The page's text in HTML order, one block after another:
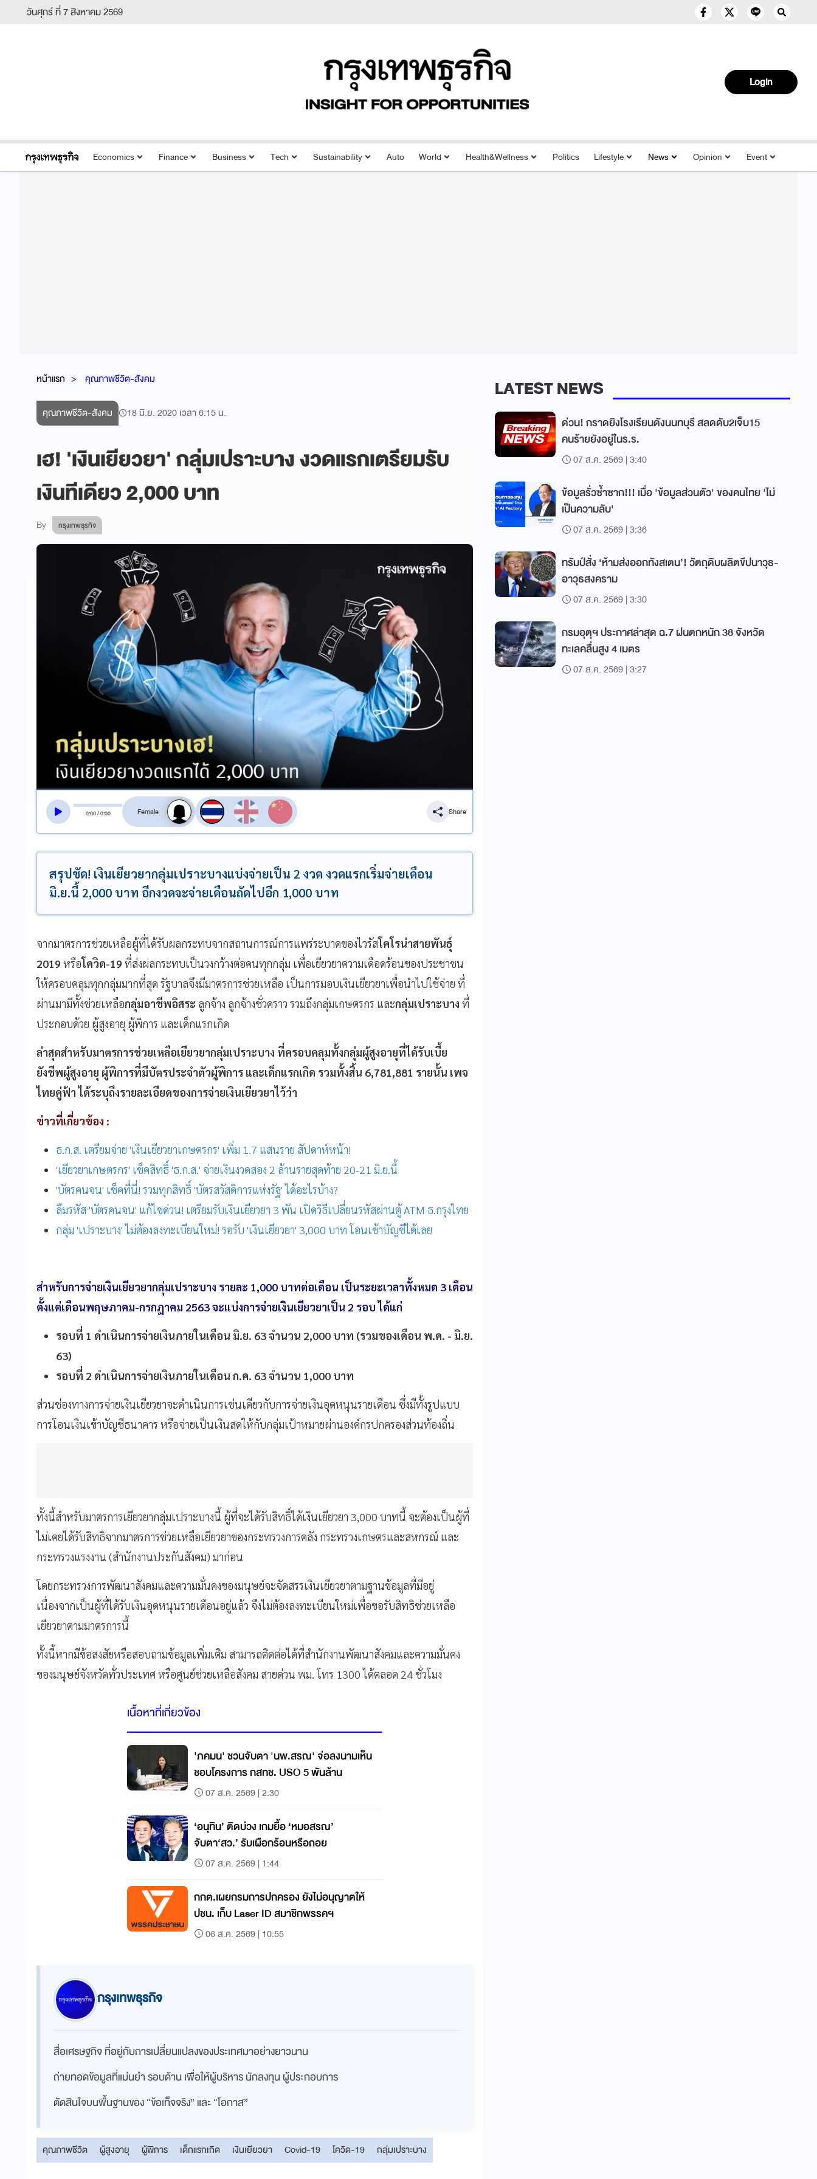
วันศุกร์ ที่ 7 สิงหาคม 2569
Login
Economics Finance Business Tech Sustainability Auto World Health&Wellness Politics Lifestyle News Opinion Event
หน้าแรก คุณภาพชีวิต-สังคม
คุณภาพชีวิต-สังคม 18 มิ.ย. 2020 เวลา 6:15 น.
เฮ! 'เงินเยียวยา' กลุ่มเปราะบาง งวดแรกเตรียมรับ
เงินทีเดียว 2,000 บาท
By กรุงเทพธุรกิจ
0:00/0:00
สลับเสียงอ่าน
Share
สรุปชัด! เงินเยียวยากลุ่มเปราะบางแบ่งจ่ายเป็น 2 งวด งวดแรกเริ่มจ่ายเดือน
มิ.ย.นี้ 2,000 บาท อีกงวดจะจ่ายเดือนถัดไปอีก 1,000 บาท
จากมาตรการช่วยเหลือผู้ที่ได้รับผลกระทบจากสถานการณ์การแพร่ระบาดของไวรัสโคโรน่าสายพันธุ์
2019 หรือโควิด-19 ที่ส่งผลกระทบเป็นวงกว้างต่อคนทุกกลุ่ม เพื่อเยียวยาความเดือดร้อนของประชาชน
ให้ครอบคลุมทุกกลุ่มมากที่สุด รัฐบาลจึงมีมาตรการช่วยเหลือ เป็นการมอบเงินเยียวยาเพื่อนำไปใช้จ่าย ที่
ผ่านมามีทั้งช่วยเหลือกลุ่มอาชีพอิสระ ลูกจ้าง ลูกจ้างชั่วคราว รวมถึงกลุ่มเกษตรกร และกลุ่มเปราะบาง ที่
ประกอบด้วย ผู้สูงอายุ ผู้พิการ และเด็กแรกเกิด
ล่าสุดสำหรับมาตรการช่วยเหลือเยียวยากลุ่มเปราะบาง ที่ครอบคลุมทั้งกลุ่มผู้สูงอายุที่ได้รับเบี้ย
ยังชีพผู้สูงอายุ ผู้พิการที่มีบัตรประจำตัวผู้พิการ และเด็กแรกเกิด รวมทั้งสิ้น 6,781,881 รายนั้น เพจ
ไทยคู่ฟ้า ได้ระบุถึงรายละเอียดของการจ่ายเงินเยียวยาไว้ว่า
ข่าวที่เกี่ยวข้อง :
ธ.ก.ส. เตรียมจ่าย 'เงินเยียวยาเกษตรกร' เพิ่ม 1.7 แสนราย สัปดาห์หน้า!
'เยียวยาเกษตรกร' เช็คสิทธิ์ 'ธ.ก.ส.' จ่ายเงินงวดสอง 2 ล้านรายสุดท้าย 20-21 มิ.ย.นี้
'บัตรคนจน' เช็คที่นี่! รวมทุกสิทธิ์ 'บัตรสวัสดิการแห่งรัฐ' ได้อะไรบ้าง?
ลืมรหัส 'บัตรคนจน' แก้ไขด่วน! เตรียมรับเงินเยียวยา 3 พัน เปิดวิธีเปลี่ยนรหัสผ่านตู้ ATM ธ.กรุงไทย
กลุ่ม 'เปราะบาง' ไม่ต้องลงทะเบียนใหม่! รอรับ 'เงินเยียวยา' 3,000 บาท โอนเข้าบัญชีได้เลย
สำหรับการจ่ายเงินเยียวยากลุ่มเปราะบาง รายละ 1,000 บาทต่อเดือน เป็นระยะเวลาทั้งหมด 3 เดือน
ตั้งแต่เดือนพฤษภาคม-กรกฎาคม 2563 จะแบ่งการจ่ายเงินเยียวยาเป็น 2 รอบ ได้แก่
รอบที่ 1 ดำเนินการจ่ายเงินภายในเดือน มิ.ย. 63 จำนวน 2,000 บาท (รวมของเดือน พ.ค. - มิ.ย.
63)
รอบที่ 2 ดำเนินการจ่ายเงินภายในเดือน ก.ค. 63 จำนวน 1,000 บาท
ส่วนช่องทางการจ่ายเงินเยียวยาจะดำเนินการเช่นเดียวกับการจ่ายเงินอุดหนุนรายเดือน ซึ่งมีทั้งรูปแบบ
การโอนเงินเข้าบัญชีธนาคาร หรือจ่ายเป็นเงินสดให้กับกลุ่มเป้าหมายผ่านองค์กรปกครองส่วนท้องถิ่น
ทั้งนี้สำหรับมาตรการเยียวยากลุ่มเปราะบางนี้ ผู้ที่จะได้รับสิทธิ์ได้เงินเยียวยา 3,000 บาทนี้ จะต้องเป็นผู้ที่
ไม่เคยได้รับสิทธิจากมาตรการช่วยเหลือเยียวยาของกระทรวงการคลัง กระทรวงเกษตรและสหกรณ์ และ
กระทรวงแรงงาน (สำนักงานประกันสังคม) มาก่อน
โดยกระทรวงการพัฒนาสังคมและความมั่นคงของมนุษย์จะจัดสรรเงินเยียวยาตามฐานข้อมูลที่มีอยู่
เนื่องจากเป็นผู้ที่ได้รับเงินอุดหนุนรายเดือนอยู่แล้ว จึงไม่ต้องลงทะเบียนใหม่เพื่อขอรับสิทธิช่วยเหลือ
เยียวยาตามมาตรการนี้
ทั้งนี้หากมีข้อสงสัยหรือสอบถามข้อมูลเพิ่มเติม สามารถติดต่อได้ที่สำนักงานพัฒนาสังคมและความมั่นคง
ของมนุษย์จังหวัดทั่วประเทศ หรือศูนย์ช่วยเหลือสังคม สายด่วน พม. โทร 1300 ได้ตลอด 24 ชั่วโมง
เนื้อหาที่เกี่ยวข้อง
'ภคมน' ชวนจับตา 'นพ.สรณ' จ่อลงนามเห็น
ชอบโครงการ กสทช. USO 5 พันล้าน
07 ส.ค. 2569 | 2:30
‘อนุทิน’ ติดบ่วง เกมยื้อ ‘หมอสรณ’
จับตา‘สว.’ รับเผือกร้อนหรือถอย
07 ส.ค. 2569 | 1:44
กกต.เผยกรมการปกครอง ยังไม่อนุญาตให้
ปชน. เก็บ Laser ID สมาชิกพรรคฯ
06 ส.ค. 2569 | 10:55
กรุงเทพธุรกิจ
สื่อเศรษฐกิจ ที่อยู่กับการเปลี่ยนแปลงของประเทศมาอย่างยาวนาน
ถ่ายทอดข้อมูลที่แม่นยำ รอบด้าน เพื่อให้ผู้บริหาร นักลงทุน ผู้ประกอบการ
ตัดสินใจบนพื้นฐานของ “ข้อเท็จจริง” และ “โอกาส”
คุณภาพชีวิต ผู้สูงอายุ ผู้พิการ เด็กแรกเกิด เงินเยียวยา Covid-19 โควิด-19 กลุ่มเปราะบาง
LATEST NEWS
ด่วน! กราดยิงโรงเรียนดังนนทบุรี สลดดับ2เจ็บ15
คนร้ายยังอยู่ในร.ร.
07 ส.ค. 2569 | 3:40
ข้อมูลรั่วซ้ำซาก!!! เมื่อ 'ข้อมูลส่วนตัว' ของคนไทย 'ไม่
เป็นความลับ'
07 ส.ค. 2569 | 3:36
ทรัมป์สั่ง ‘ห้ามส่งออกทังสเตน’! วัตถุดิบผลิตขีปนาวุธ-
อาวุธสงคราม
07 ส.ค. 2569 | 3:30
กรมอุตุฯ ประกาศล่าสุด ฉ.7 ฝนตกหนัก 38 จังหวัด
ทะเลคลื่นสูง 4 เมตร
07 ส.ค. 2569 | 3:27